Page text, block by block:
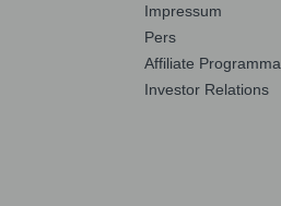
Impressum
Pers
Affiliate Programma
Investor Relations